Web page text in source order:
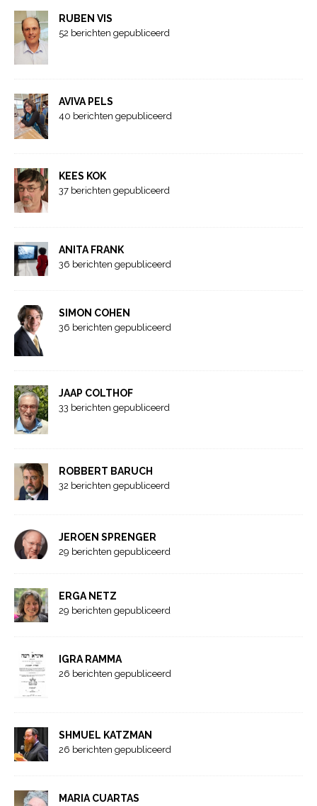
RUBEN VIS
52 berichten gepubliceerd
AVIVA PELS
40 berichten gepubliceerd
KEES KOK
37 berichten gepubliceerd
ANITA FRANK
36 berichten gepubliceerd
SIMON COHEN
36 berichten gepubliceerd
JAAP COLTHOF
33 berichten gepubliceerd
ROBBERT BARUCH
32 berichten gepubliceerd
JEROEN SPRENGER
29 berichten gepubliceerd
ERGA NETZ
29 berichten gepubliceerd
IGRA RAMMA
26 berichten gepubliceerd
SHMUEL KATZMAN
26 berichten gepubliceerd
MARIA CUARTAS